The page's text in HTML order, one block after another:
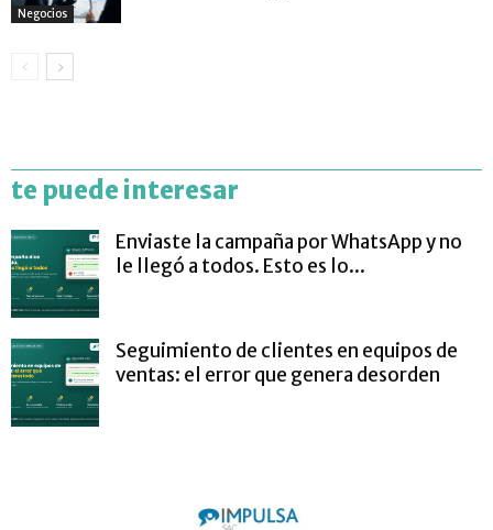
Negocios
te puede interesar
Enviaste la campaña por WhatsApp y no
le llegó a todos. Esto es lo...
Seguimiento de clientes en equipos de
ventas: el error que genera desorden